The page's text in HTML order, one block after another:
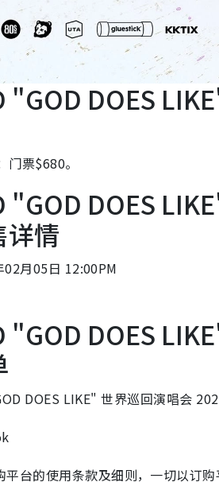
"GOD DOES
票$680。
"GOD DOES
详情
月05日 12:00PM
"GOD DOES
DOES LIKE" 世界巡回演唱会
台的使用条款及细则，一切以订